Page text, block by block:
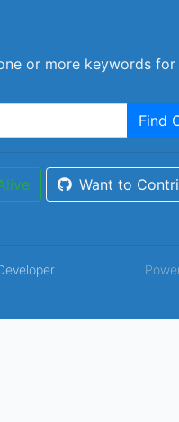
or more keywords for
Find
Want to